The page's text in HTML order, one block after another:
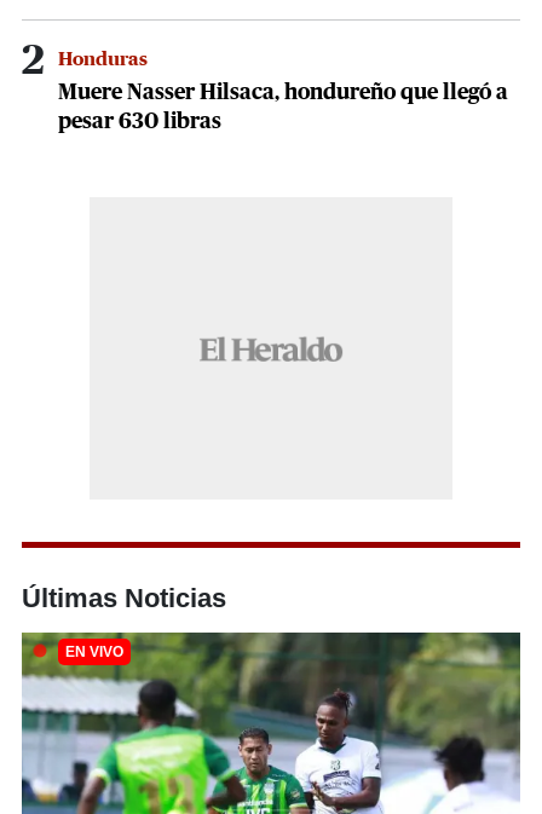
2 Honduras
Muere Nasser Hilsaca, hondureño que llegó a
pesar 630 libras
Últimas Noticias